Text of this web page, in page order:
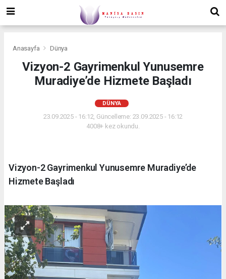
Anasayfa Dünya
Vizyon-2 Gayrimenkul Yunusemre
Muradiye’de Hizmete Başladı
DÜNYA
23.09.2025 - 16:12, Güncelleme: 23.09.2025 - 16:12
4008+ kez okundu.
Vizyon-2 Gayrimenkul Yunusemre Muradiye’de
Hizmete Başladı